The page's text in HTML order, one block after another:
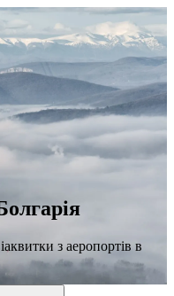
з аеропортів в